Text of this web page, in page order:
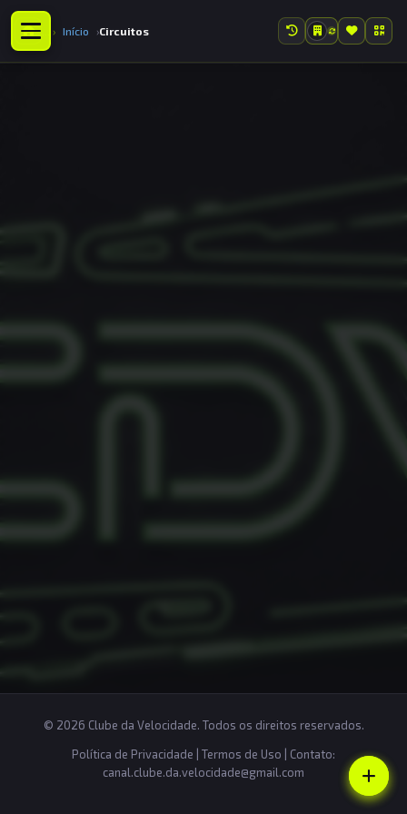
Início Circuitos
© 2026 Clube da Velocidade. Todos os direitos reservados.
Política de Privacidade
Termos de Uso | Contato:
canal.clube.da.velocidade@gmail.com